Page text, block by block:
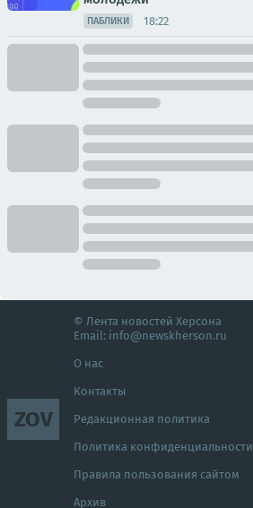
ПАБЛИКИ 18:22
ZOV
© Лента новостей Херсона
Email: info@newskherson.ru
О нас
Контакты
Редакционная политика
Политика конфиденциальности
Правила пользования сайтом
Архив